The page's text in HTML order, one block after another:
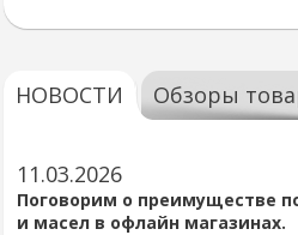
НОВОСТИ Обзоры
11.03.2026
Поговорим о преимуществе
и масел в офлайн магазинах.